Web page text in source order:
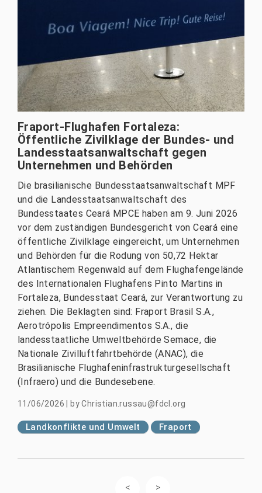
Fraport-Flughafen Fortaleza:
Öffentliche Zivilklage der Bundes- und
Landesstaatsanwaltschaft gegen
Unternehmen und Behörden
Die brasilianische Bundesstaatsanwaltschaft MPF
und die Landesstaatsanwaltschaft des
Bundesstaates Ceará MPCE haben am 9. Juni 2026
vor dem zuständigen Bundesgericht von Ceará eine
öffentliche Zivilklage eingereicht, um Unternehmen
und Behörden für die Rodung von 50,72 Hektar
Atlantischem Regenwald auf dem Flughafengelände
des Internationalen Flughafens Pinto Martins in
Fortaleza, Bundesstaat Ceará, zur Verantwortung zu
ziehen. Die Beklagten sind: Fraport Brasil S.A.,
Aerotrópolis Empreendimentos S.A., die
landesstaatliche Umweltbehörde Semace, die
Nationale Zivilluftfahrtbehörde (ANAC), die
Brasilianische Flughafeninfrastrukturgesellschaft
(Infraero) und die Bundesebene.
11/06/2026 byChristian.russau@fdcl.org
Landkonflikte und Umwelt Fraport